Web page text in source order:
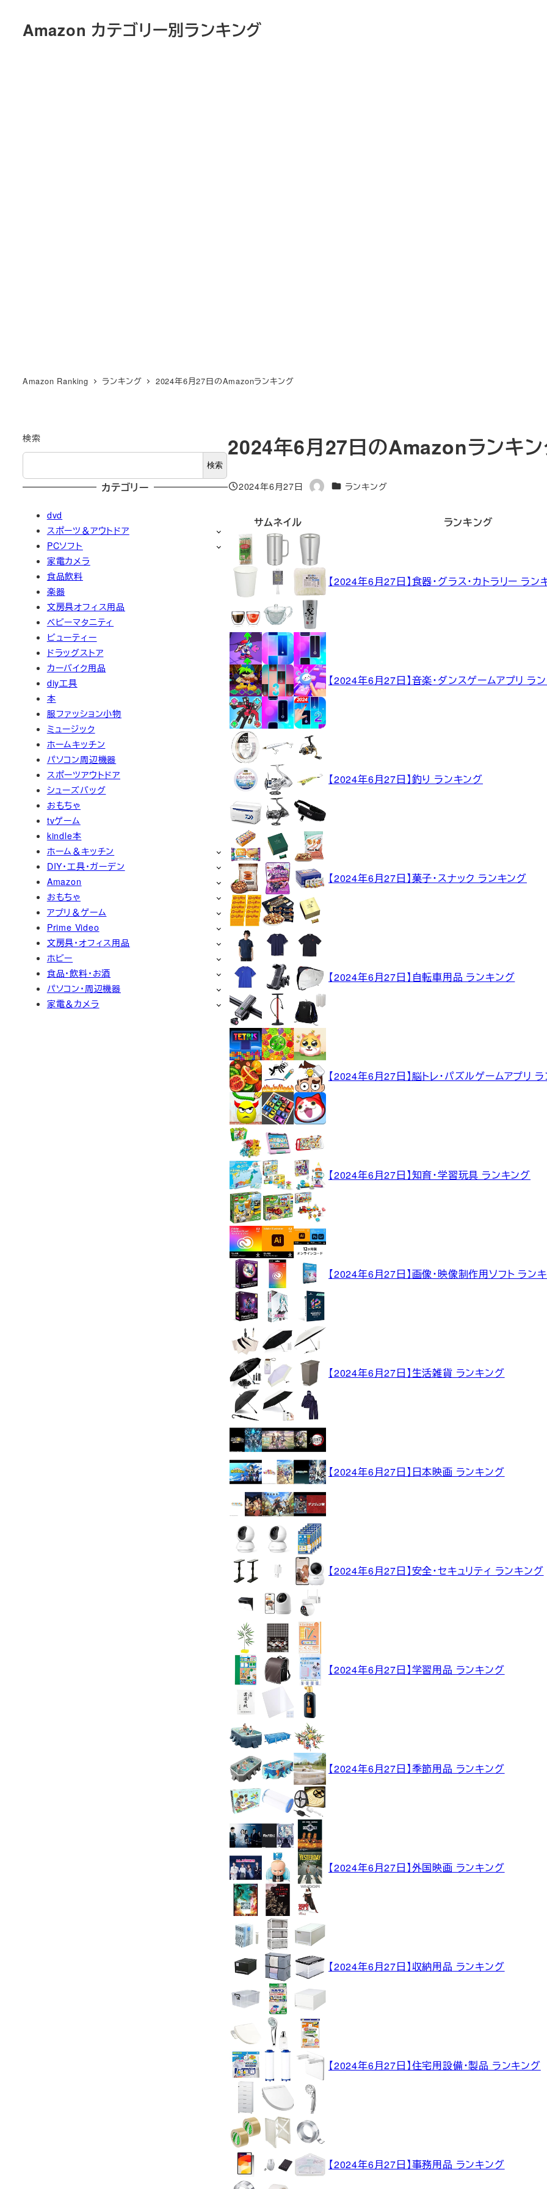
Amazon カテゴリー別ランキング
Amazon Ranking ランキング 2024年6月27日のAmazonランキング
2024年6月27日のAmazonランキ
投稿日
2024年6月27日
著
カテゴリー
ランキング
サムネイル ランキング
【2024年6月27日】食器・グラス・カトラリー ラン
【2024年6月27日】音楽・ダンスゲームアプリ ラ
【2024年6月27日】釣り ランキング
【2024年6月27日】菓子・スナック ランキング
【2024年6月27日】自転車用品 ランキング
【2024年6月27日】脳トレ・パズルゲームアプリ
【2024年6月27日】知育・学習玩具 ランキング
【2024年6月27日】画像・映像制作用ソフト ラン
【2024年6月27日】生活雑貨 ランキング
【2024年6月27日】日本映画 ランキング
【2024年6月27日】安全・セキュリティ ランキング
【2024年6月27日】学習用品 ランキング
【2024年6月27日】季節用品 ランキング
【2024年6月27日】外国映画 ランキング
【2024年6月27日】収納用品 ランキング
【2024年6月27日】住宅用設備・製品 ランキング
【2024年6月27日】事務用品 ランキング
検索
検索
カテゴリー
dvd
スポーツ＆アウトドア
PCソフト
家電カメラ
食品飲料
楽器
文房具オフィス用品
ベビーマタニティ
ビューティー
ドラッグストア
カーバイク用品
diy工具
本
服ファッション小物
ミュージック
ホームキッチン
パソコン周辺機器
スポーツアウトドア
シューズバッグ
おもちゃ
tvゲーム
kindle本
ホーム＆キッチン
DIY・工具・ガーデン
Amazon
おもちゃ
アプリ＆ゲーム
Prime Video
文房具・オフィス用品
ホビー
食品・飲料・お酒
パソコン・周辺機器
家電＆カメラ